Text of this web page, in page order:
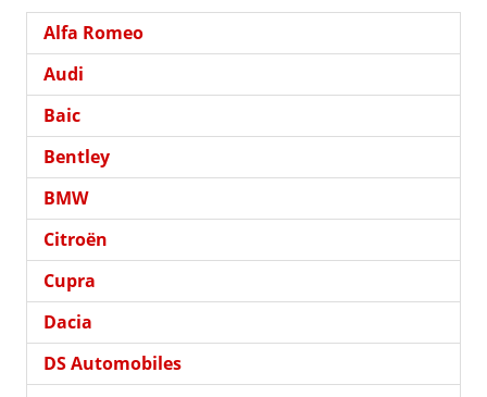
Alfa Romeo
Audi
Baic
Bentley
BMW
Citroën
Cupra
Dacia
DS Automobiles